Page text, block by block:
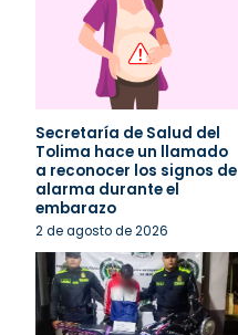
Secretaría de Salud del
Tolima hace un llamado
a reconocer los signos de
alarma durante el
embarazo
2 de agosto de 2026